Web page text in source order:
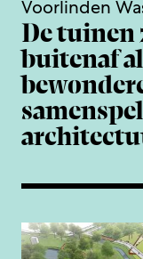
Voorlinden
De tuinen
buitenaf